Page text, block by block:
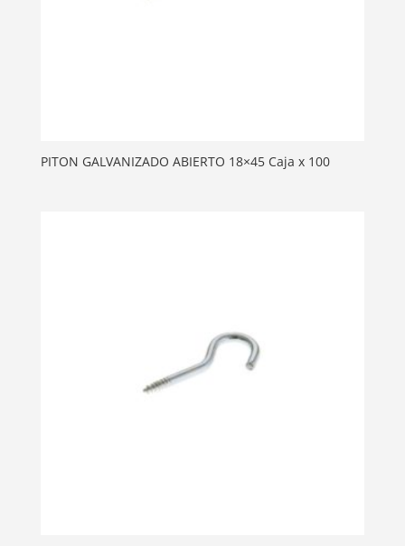
PITON GALVANIZADO ABIERTO 18×45 Caja x 100